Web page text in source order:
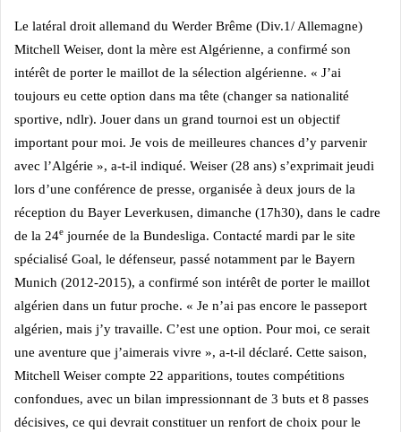
Le latéral droit allemand du Werder Brême (Div.1/ Allemagne)
Mitchell Weiser, dont la mère est Algérienne, a confirmé son
intérêt de porter le maillot de la sélection algérienne. « J’ai
toujours eu cette option dans ma tête (changer sa nationalité
sportive, ndlr). Jouer dans un grand tournoi est un objectif
important pour moi. Je vois de meilleures chances d’y parvenir
avec l’Algérie », a-t-il indiqué. Weiser (28 ans) s’exprimait jeudi
lors d’une conférence de presse, organisée à deux jours de la
réception du Bayer Leverkusen, dimanche (17h30), dans le cadre
de la 24e journée de la Bundesliga. Contacté mardi par le site
spécialisé Goal, le défenseur, passé notamment par le Bayern
Munich (2012-2015), a confirmé son intérêt de porter le maillot
algérien dans un futur proche. « Je n’ai pas encore le passeport
algérien, mais j’y travaille. C’est une option. Pour moi, ce serait
une aventure que j’aimerais vivre », a-t-il déclaré. Cette saison,
Mitchell Weiser compte 22 apparitions, toutes compétitions
confondues, avec un bilan impressionnant de 3 buts et 8 passes
décisives, ce qui devrait constituer un renfort de choix pour le